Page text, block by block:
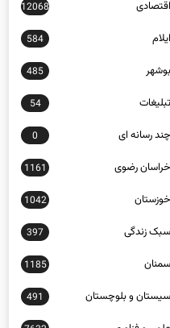
584
بوشهر 485
تبلیغات 54
چند رسانه ای 0
خراسان رضوی 1161
خوزستان 1042
سبک زندگی 397
سمنان 1185
سیستان و بلوچستان 491
علمی و فناوری 7632